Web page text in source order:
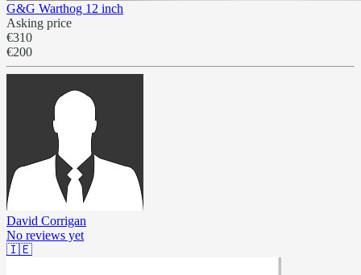
G&G Warthog 12 inch
Asking price
€310
€200
David Corrigan
No reviews yet
🇮🇪